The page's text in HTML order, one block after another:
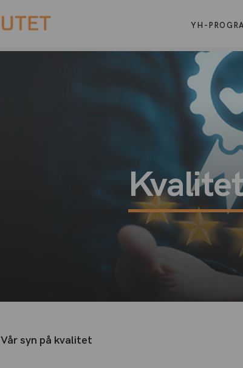
YH-
Vår syn på kvalitet